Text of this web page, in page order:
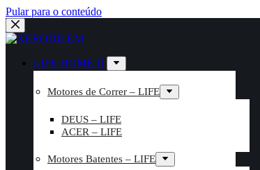
Pular para o conteúdo
LIFE HOME IT
Motores de Correr – LIFE
DEUS – LIFE
ACER – LIFE
Motores Batentes – LIFE